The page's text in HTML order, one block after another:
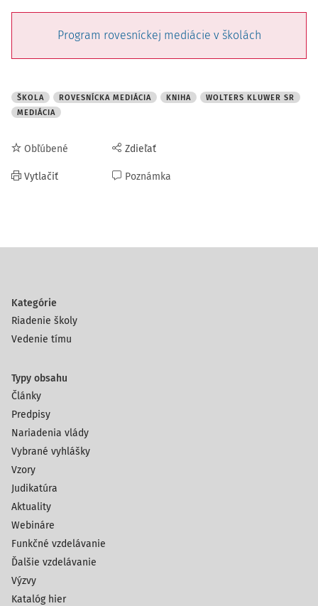
Program rovesníckej mediácie v školách
ŠKOLA ROVESNÍCKA MEDIÁCIA KNIHA
WOLTERS KLUWER SR
MEDIÁCIA
Obľúbené
Vytlačiť
Zdieľať
Poznámka
Kategórie
Riadenie školy
Vedenie tímu
Typy obsahu
Články
Predpisy
Nariadenia vlády
Vybrané vyhlášky
Vzory
Judikatúra
Aktuality
Webináre
Funkčné vzdelávanie
Ďalšie vzdelávanie
Výzvy
Katalóg hier